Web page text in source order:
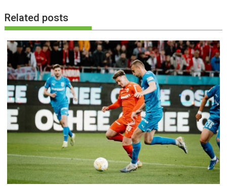
Related posts